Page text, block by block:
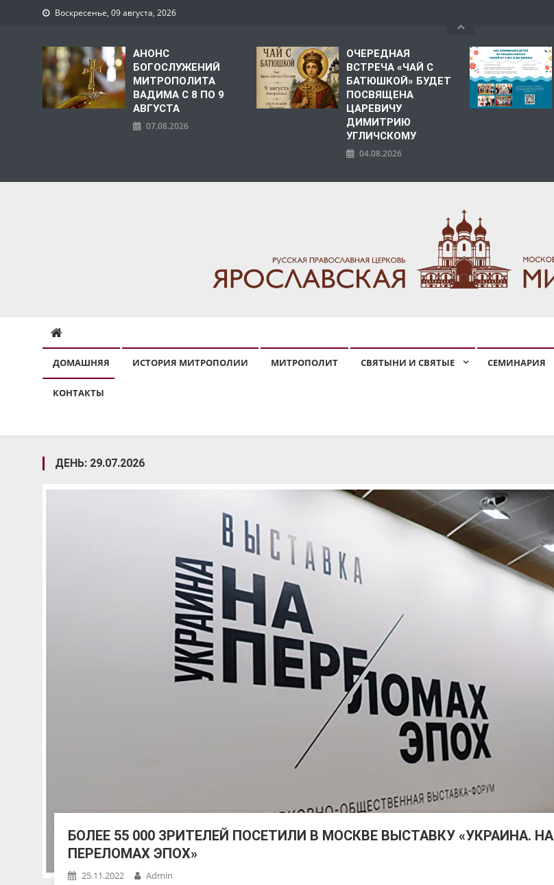
Воскресенье, 09 августа, 2026
АНОНС
БОГОСЛУЖЕНИЙ
МИТРОПОЛИТА
ВАДИМА С 8 ПО 9
АВГУСТА
07.08.2026
ОЧЕРЕДНАЯ
ВСТРЕЧА «ЧАЙ С
БАТЮШКОЙ» БУДЕТ
ПОСВЯЩЕНА
ЦАРЕВИЧУ
ДИМИТРИЮ
УГЛИЧСКОМУ
04.08.2026
ДОМАШНЯЯ ИСТОРИЯ МИТРОПОЛИИ МИТРОПОЛИТ СВЯТЫНИ И СВЯТЫЕ СЕМИНАРИЯ
КОНТАКТЫ
ДЕНЬ: 29.07.2026
БОЛЕЕ 55 000 ЗРИТЕЛЕЙ ПОСЕТИЛИ В МОСКВЕ ВЫСТАВКУ «УКРАИНА. НА
ПЕРЕЛОМАХ ЭПОХ»
25.11.2022 Admin